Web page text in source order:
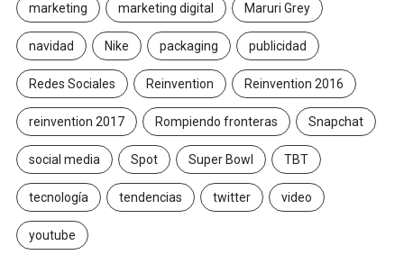
marketing marketing digital Maruri Grey
navidad Nike packaging publicidad
Redes Sociales Reinvention Reinvention 2016
reinvention 2017 Rompiendo fronteras Snapchat
social media Spot Super Bowl TBT
tecnología tendencias twitter video
youtube